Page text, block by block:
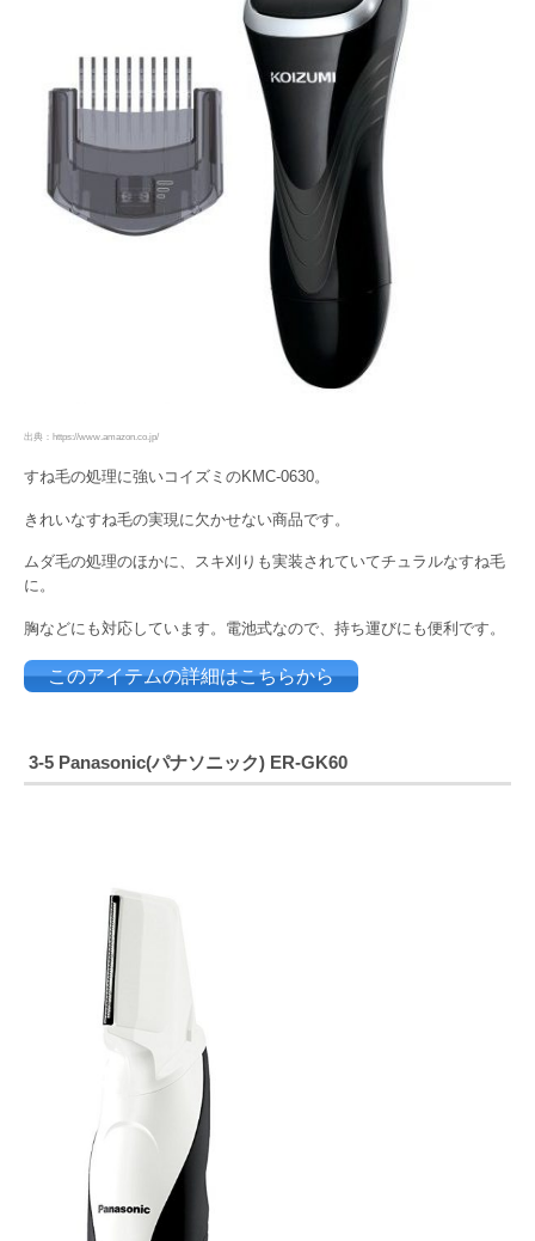
出典：https://www.amazon.co.jp/
すね毛の処理に強いコイズミのKMC-0630。
きれいなすね毛の実現に欠かせない商品です。
ムダ毛の処理のほかに、スキ刈りも実装されていてチュラルなすね毛
に。
胸などにも対応しています。電池式なので、持ち運びにも便利です。
このアイテムの詳細はこちらから
3-5 Panasonic(パナソニック) ER-GK60